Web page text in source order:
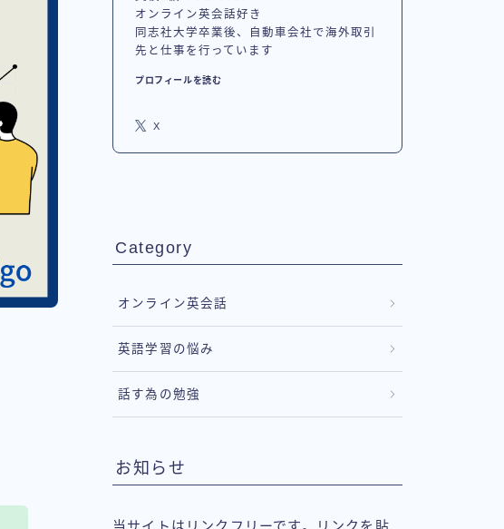
オンライン英会話好き
同志社大学卒業後、自動車会社で海外取引
先と仕事を行っています
プロフィールを読む
X
Category
オンライン英会話
英語学習の悩み
話す為の勉強
お知らせ
当サイトはリンクフリーです。リンクを貼